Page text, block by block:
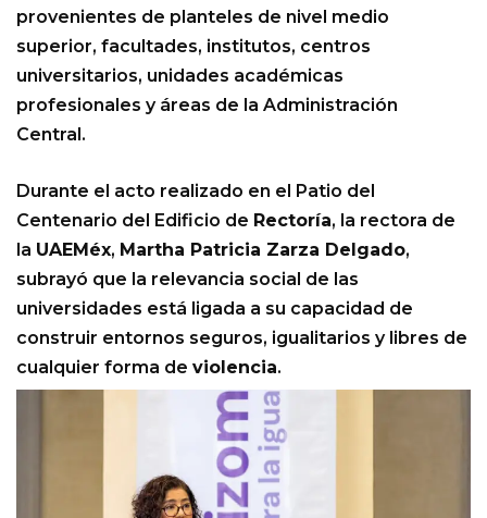
provenientes de planteles de nivel medio
superior, facultades, institutos, centros
universitarios, unidades académicas
profesionales y áreas de la Administración
Central.
Durante el acto realizado en el Patio del
Centenario del Edificio de Rectoría, la rectora de
la UAEMéx, Martha Patricia Zarza Delgado,
subrayó que la relevancia social de las
universidades está ligada a su capacidad de
construir entornos seguros, igualitarios y libres de
cualquier forma de violencia.